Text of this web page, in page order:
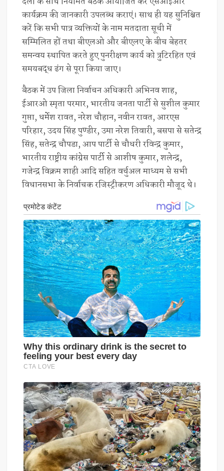
कार्यक्रम की जानकारी उपलब्ध कराएं। साथ ही यह सुनिश्चित
करें कि सभी पात्र व्यक्तियों के नाम मतदाता सूची में
सम्मिलित हों तथा बीएलओ और बीएलए के बीच बेहतर
समन्वय स्थापित करते हुए पुनरीक्षण कार्य को त्रुटिरहित एवं
समयबद्ध ढंग से पूरा किया जाए।
बैठक में उप जिला निर्वाचन अधिकारी अभिनव शाह,
ईआरओ स्मृता परमार, भारतीय जनता पार्टी से सुशील कुमार
गुप्ता, धर्मेश रावत, नरेश चौहान, नवीन रावत, आरएस
परिहार, उदय सिंह पुण्डीर, उमा नरेश तिवारी, बसपा से सतेन्द्र
सिंह, सतेन्द्र चौपडा, आप पार्टी से चौधरी रविन्द्र कुमार,
भारतीय राष्ट्रीय कांग्रेस पार्टी से आशीष कुमार, शलेन्द्र,
गजेन्द्र विक्रम शाही आदि सहित वर्चुअल माध्यम से सभी
विधानसभा के निर्वाचक रजिस्ट्रीकरण अधिकारी मौजूद थे।